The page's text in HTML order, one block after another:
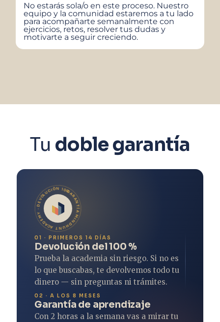
No estarás sola/o en este proceso. Nuestro
equipo y la comunidad estaremos a tu lado
para acompañarte semanalmente con
ejercicios, retos, resolver tus dudas y
motivarte a seguir creciendo.
Tu doble garantía
GARANTÍA MINDHUNT ACADEMY · DEVOLUCIÓN 100 % ·
01 · PRIMEROS 14 DÍAS
Devolución del 100 %
Prueba la academia sin riesgo. Si no es
lo que buscabas, te devolvemos todo tu
dinero — sin preguntas ni trámites.
02 · A LOS 8 MESES
Garantía de aprendizaje
Con 2 horas a la semana vas a mirar tu